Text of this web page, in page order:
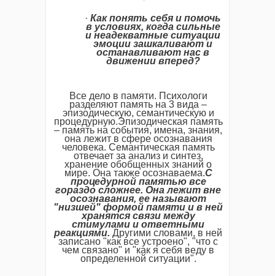
· Какпонять себя и помочь
в условиях, когда сильные
и неадекватные ситуации
эмоции зашкаливаюти
останавливают нас в
движении вперед?
Все дело в памяти. Психологи
разделяют память на 3 вида –
эпизодическую, семантическую и
процедурную.Эпизодическая память
– память на события, имена, знания,
она лежит в сфере осознавания
человека. Семантическая память
отвечает за анализ и синтез,
хранение обобщенных знаний о
мире. Она также осознаваема.С
процедурной памятью все
гораздо сложнее. Оналежит вне
осознавания, ее называют
"низшей" формой памяти и в ней
хранятся связи между
стимулами и ответными
реакциями. Другими словами, в ней
записано "как все устроено", "что с
чем связано" и "как я себя веду в
определенной ситуации".